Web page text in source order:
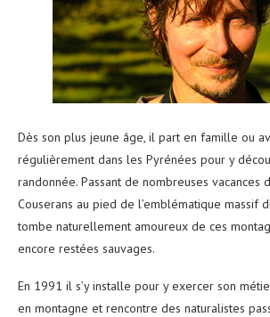
Dès son plus jeune âge, il part en famille ou
régulièrement dans les Pyrénées pour y
randonnée. Passant de nombreuses vacances
Couserans au pied de l’emblématique massif
tombe naturellement amoureux de ces
encore restées sauvages.
En 1991 il s’y installe pour y exercer son
en montagne et rencontre des naturalistes